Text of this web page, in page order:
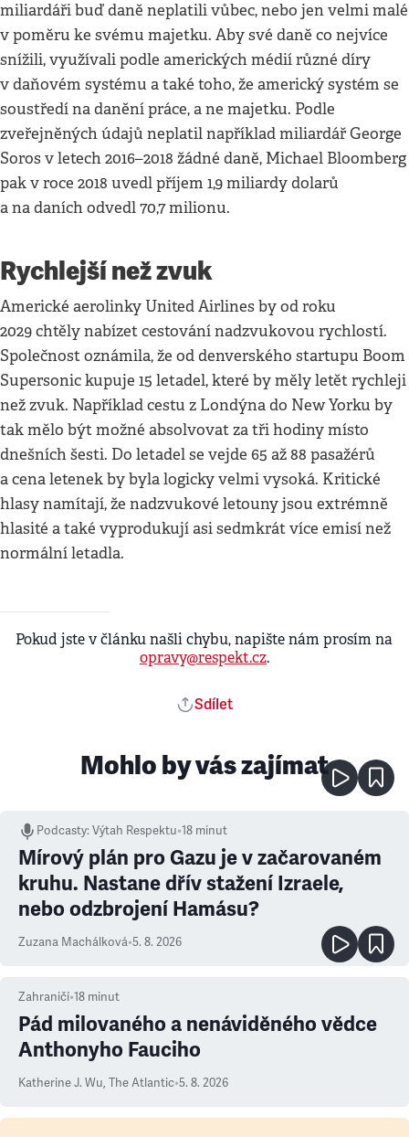
miliardáři buď daně neplatili vůbec, nebo jen velmi malé
v poměru ke svému majetku. Aby své daně co nejvíce
snížili, využívali podle amerických médií různé díry
v daňovém systému a také toho, že americký systém se
soustředí na danění práce, a ne majetku. Podle
zveřejněných údajů neplatil například miliardář George
Soros v letech 2016–2018 žádné daně, Michael Bloomberg
pak v roce 2018 uvedl příjem 1,9 miliardy dolarů
a na daních odvedl 70,7 milionu.
Rychlejší než zvuk
Americké aerolinky United Airlines by od roku
2029 chtěly nabízet cestování nadzvukovou rychlostí.
Společnost oznámila, že od denverského startupu Boom
Supersonic kupuje 15 letadel, které by měly letět rychleji
než zvuk. Například cestu z Londýna do New Yorku by
tak mělo být možné absolvovat za tři hodiny místo
dnešních šesti. Do letadel se vejde 65 až 88 pasažérů
a cena letenek by byla logicky velmi vysoká. Kritické
hlasy namítají, že nadzvukové letouny jsou extrémně
hlasité a také vyprodukují asi sedmkrát více emisí než
normální letadla.
Pokud jste v článku našli chybu, napište nám prosím na
opravy@respekt.cz.
Sdílet
Mohlo by vás zajímat
Podcasty:Výtah Respektu•18 minut
Mírový plán pro Gazu je v začarovaném
kruhu. Nastane dřív stažení Izraele,
nebo odzbrojení Hamásu?
Zuzana Machálková•5. 8. 2026
Zahraničí•18 minut
Pád milovaného a nenáviděného vědce
Anthonyho Fauciho
Katherine J. Wu, The Atlantic•5. 8. 2026